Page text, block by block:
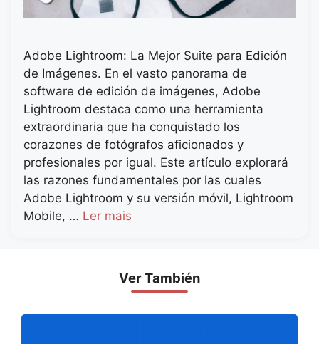
Adobe Lightroom: La Mejor Suite para Edición
de Imágenes. En el vasto panorama de
software de edición de imágenes, Adobe
Lightroom destaca como una herramienta
extraordinaria que ha conquistado los
corazones de fotógrafos aficionados y
profesionales por igual. Este artículo explorará
las razones fundamentales por las cuales
Adobe Lightroom y su versión móvil, Lightroom
Mobile, … Ler mais
Ver También